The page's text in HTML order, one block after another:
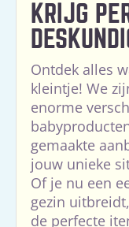
KRIJG
Ontdek alles
kleintje! We
enorme
gemaakte
jouw unieke
Of je nu een
gezin
de perfecte